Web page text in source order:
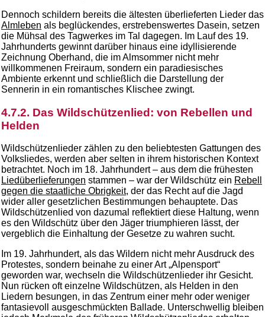
Dennoch schildern bereits die ältesten überlieferten Lieder das
Almleben als beglückendes, erstrebenswertes Dasein, setzen
die Mühsal des Tagwerkes im Tal dagegen. Im Lauf des 19.
Jahrhunderts gewinnt darüber hinaus eine idyllisierende
Zeichnung Oberhand, die im Almsommer nicht mehr
willkommenen Freiraum, sondern ein paradiesisches
Ambiente erkennt und schließlich die Darstellung der
Sennerin in ein romantisches Klischee zwingt.
4.7.2. Das Wildschützenlied: von Rebellen und
Helden
Wildschützenlieder zählen zu den beliebtesten Gattungen des
Volksliedes, werden aber selten in ihrem historischen Kontext
betrachtet. Noch im 18. Jahrhundert – aus dem die frühesten
Liedüberlieferungen stammen – war der Wildschütz ein Rebell
gegen die staatliche Obrigkeit, der das Recht auf die Jagd
wider aller gesetzlichen Bestimmungen behauptete. Das
Wildschützenlied von dazumal reflektiert diese Haltung, wenn
es den Wildschütz über den Jäger triumphieren lässt, der
vergeblich die Einhaltung der Gesetze zu wahren sucht.
Im 19. Jahrhundert, als das Wildern nicht mehr Ausdruck des
Protestes, sondern beinahe zu einer Art „Alpensport“
geworden war, wechseln die Wildschützenlieder ihr Gesicht.
Nun rücken oft einzelne Wildschützen, als Helden in den
Liedern besungen, in das Zentrum einer mehr oder weniger
fantasievoll ausgeschmückten Ballade. Unterschwellig bleiben